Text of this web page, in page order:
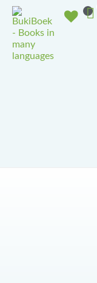
Doorgaan
naar
inhoud